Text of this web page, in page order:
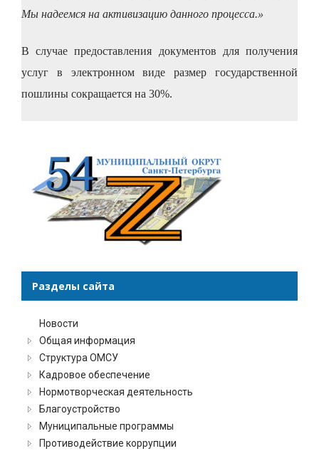
Мы надеемся на активизацию данного процесса.»
В случае предоставления документов для получения
услуг в электронном виде размер государственной
пошлины сокращается на 30%.
Разделы сайта
Новости
Общая информация
Структура ОМСУ
Кадровое обеспечение
Нормотворческая деятельность
Благоустройство
Муниципальные программы
Противодействие коррупции